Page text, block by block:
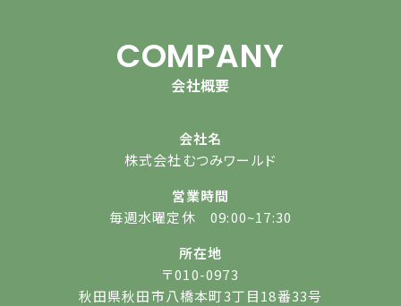
COMPANY
会社概要
会社名
株式会社むつみワールド
営業時間
毎週水曜定休 09:00~17:30
所在地
〒010-0973
秋田県秋田市八橋本町3丁目18番33号